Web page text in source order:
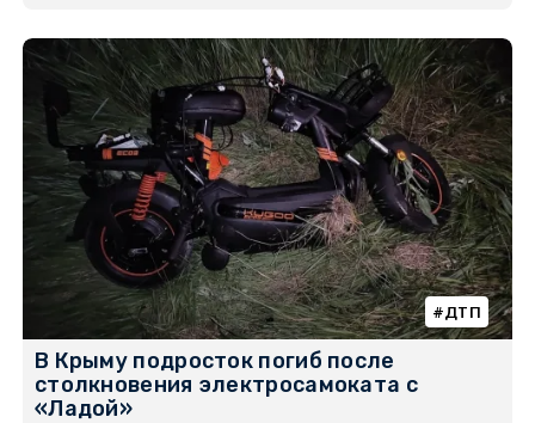
ДТП
В Крыму подросток погиб после
столкновения электросамоката с
«Ладой»